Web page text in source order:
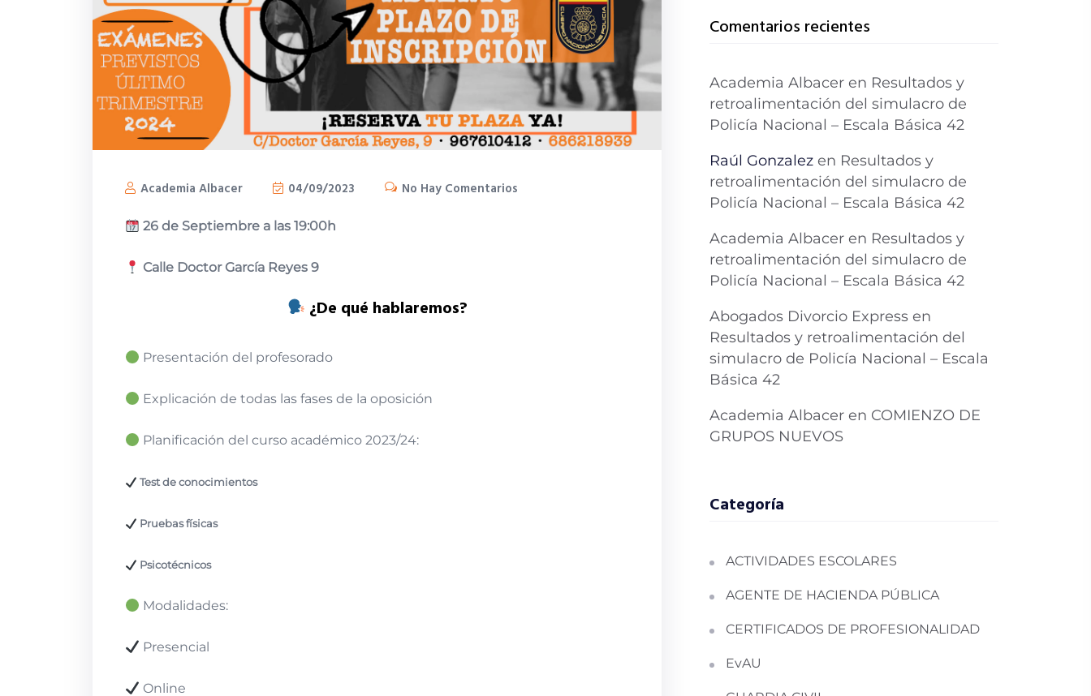
Academia Albacer 04/09/2023 No Hay Comentarios
26 de Septiembre a las 19:00h
Calle Doctor García Reyes 9
¿De qué hablaremos?
Presentación del profesorado
Explicación de todas las fases de la oposición
Planificación del curso académico 2023/24:
Test de conocimientos
Pruebas físicas
Psicotécnicos
Modalidades:
Presencial
Online
Comentarios recientes
Academia Albacer en Resultados y
retroalimentación del simulacro de
Policía Nacional – Escala Básica 42
Raúl Gonzalez en Resultados y
retroalimentación del simulacro de
Policía Nacional – Escala Básica 42
Academia Albacer en Resultados y
retroalimentación del simulacro de
Policía Nacional – Escala Básica 42
Abogados Divorcio Express en
Resultados y retroalimentación del
simulacro de Policía Nacional – Escala
Básica 42
Academia Albacer en COMIENZO DE
GRUPOS NUEVOS
Categoría
ACTIVIDADES ESCOLARES
AGENTE DE HACIENDA PÚBLICA
CERTIFICADOS DE PROFESIONALIDAD
EvAU